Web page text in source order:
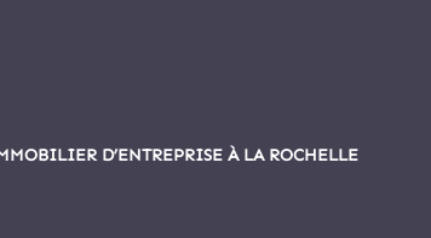
D’ENTREPRISE À LA ROCHELLE